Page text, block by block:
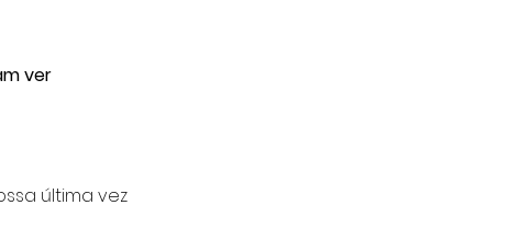
ver
última vez